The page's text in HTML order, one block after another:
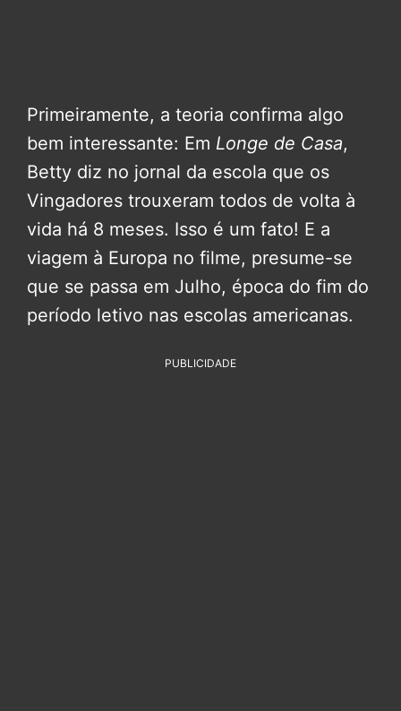
Primeiramente, a teoria confirma algo
bem interessante: Em Longe de Casa,
Betty diz no jornal da escola que os
Vingadores trouxeram todos de volta à
vida há 8 meses. Isso é um fato! E a
viagem à Europa no filme, presume-se
que se passa em Julho, época do fim do
período letivo nas escolas americanas.
PUBLICIDADE